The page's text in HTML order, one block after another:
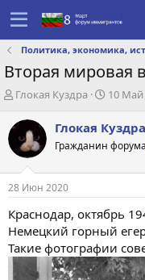
Политика, экономика,
Вторая мировая
А
т
о
р
е
м
ы
Глокая Куздра
Д
т
а
с
а
н
и
я
10 Май
Глокая Куздра
Гражданин форума
28 Июн 2020
Краснодар, октябрь
Немецкий горный
Такие фотографии